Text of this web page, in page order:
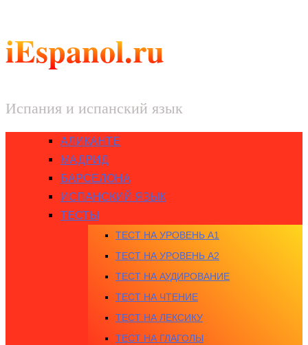
iEspanol.ru
Испания и испанский язык
АЛИКАНТЕ
МАДРИД
БАРСЕЛОНА
ИСПАНСКИЙ ЯЗЫК
ТЕСТЫ
ТЕСТ НА УРОВЕНЬ A1
ТЕСТ НА УРОВЕНЬ A2
ТЕСТ НА АУДИРОВАНИЕ
ТЕСТ НА ЧТЕНИЕ
ТЕСТ НА ЛЕКСИКУ
ТЕСТ НА ГЛАГОЛЫ